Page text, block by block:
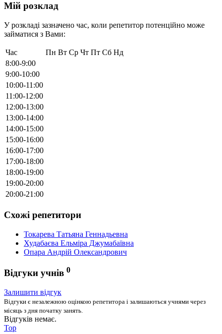
Мій розклад
У розкладі зазначено час, коли репетитор потенційно може
займатися з Вами:
Час Пн Вт Ср Чт Пт Сб Нд
8:00-9:00
9:00-10:00
10:00-11:00
11:00-12:00
12:00-13:00
13:00-14:00
14:00-15:00
15:00-16:00
16:00-17:00
17:00-18:00
18:00-19:00
19:00-20:00
20:00-21:00
Схожі репетитори
Токарева Татьяна Геннадьевна
Худабаєва Ельміра Джумабаївна
Опара Андрій Олександрович
Відгуки учнів 0
Залишити відгук
Відгуки є незалежною оцінкою репетитора і залишаються учнями через
місяць з дня початку занять.
Відгуків немає.
Top